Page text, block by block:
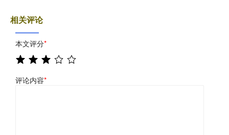
相关评论
本文评分*
评论内容*